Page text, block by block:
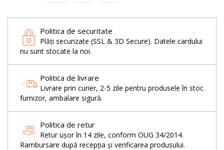
Politica de securitate
Plăți securizate (SSL & 3D Secure). Datele cardului
nu sunt stocate la noi.
Politica de livrare
Livrare prin curier, 2-5 zile pentru produsele în stoc
furnizor, ambalare sigură.
Politica de retur
Retur ușor în 14 zile, conform OUG 34/2014.
Rambursare după recepția și verificarea produsului.